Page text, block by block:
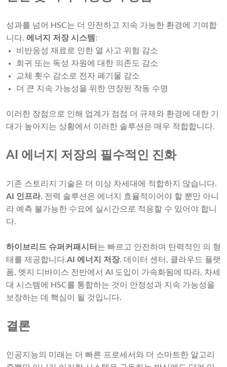
성과를 넘어 HSC는 더 안전하고 지속 가능한 환경에 기여합
니다. 에너지 저장 시스템 :
비반응성 재료로 인한 열 사고 위험 감소
희귀 또는 독성 자원에 대한 의존도 감소
교체 횟수 감소로 전자 폐기물 감소
더 큰 지속 가능성을 위한 연장된 작동 수명
이러한 장점으로 인해 업계가 점점 더 규제와 환경에 대한 기
대가 높아지는 상황에서 이러한 솔루션은 매우 적합합니다.
AI 에너지 저장의 필수적인 진화
기존 스토리지 기술은 더 이상 차세대에 적합하지 않습니다.
AI 인프라. 전력 솔루션은 에너지 효율적이어야 할 뿐만 아니
라 예측 불가능한 수요에 실시간으로 적응할 수 있어야 합니
다.
하이브리드 슈퍼커패시터 는 빠르고 안전하며 탄력적인 의 형
태를 제공합니다.AI 에너지 저장. 데이터 센터, 클라우드 플랫
폼, 엣지 디바이스 전반에서 AI 도입이 가속화됨에 따라, 차세
대 시스템에 HSC를 통합하는 것이 안정성과 지속 가능성을
보장하는 데 핵심이 될 것입니다.
결론
인공지능의 미래는 더 빠른 프로세서와 더 스마트한 알고리